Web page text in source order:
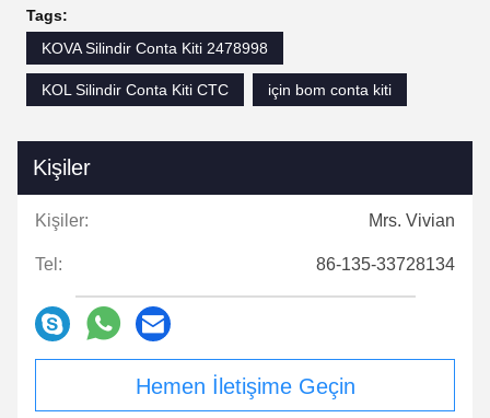
Tags:
KOVA Silindir Conta Kiti 2478998
KOL Silindir Conta Kiti CTC için bom conta kiti
Kişiler
Kişiler: Mrs. Vivian
Tel: 86-135-33728134
Hemen İletişime Geçin